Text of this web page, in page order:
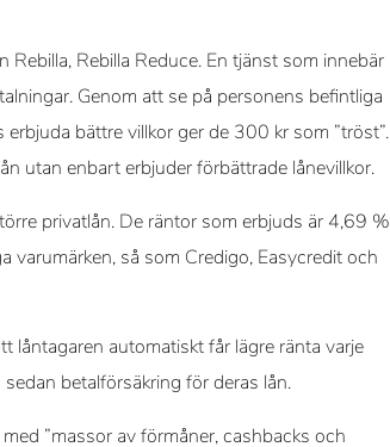
Rebilla Reduce. En tjänst som innebär
Genom att se på personens befintliga
bättre villkor ger de 300 kr som ”tröst”.
utan enbart erbjuder förbättrade lånevillkor.
privatlån. De räntor som erbjuds är 4,69 %
så som Credigo, Easycredit och
låntagaren automatiskt får lägre ränta varje
betalförsäkring för deras lån.
”massor av förmåner, cashbacks och